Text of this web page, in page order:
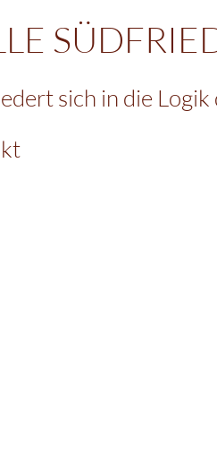
sich in die